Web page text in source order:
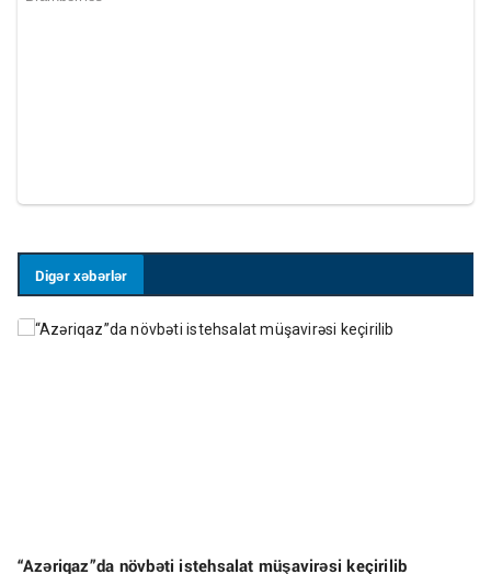
Digər xəbərlər
“Azəriqaz”da növbəti istehsalat müşavirəsi keçirilib